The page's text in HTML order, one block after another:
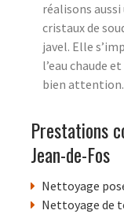
réalisons aussi
cristaux de
javel. Elle
l’eau chaude
bien attention.
Prestations
Jean-de-Fos
Nettoyage
Nettoyage de